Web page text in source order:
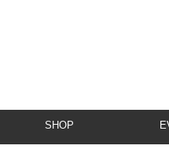
SHOP